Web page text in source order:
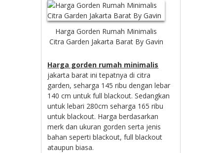
Harga Gorden Rumah Minimalis
Citra Garden Jakarta Barat By Gavin
Harga gorden rumah minimalis
jakarta barat ini tepatnya di citra
garden, seharga 145 ribu dengan lebar
140 cm untuk full blackout. Sedangkan
untuk lebari 280cm seharga 165 ribu
untuk blackout. Harga berdasarkan
merk dan ukuran gorden serta jenis
bahan seperti blackout, full blackout
ataupun biasa.